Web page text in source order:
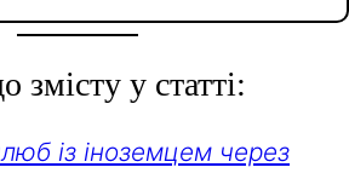
змісту у статті:
із іноземцем через